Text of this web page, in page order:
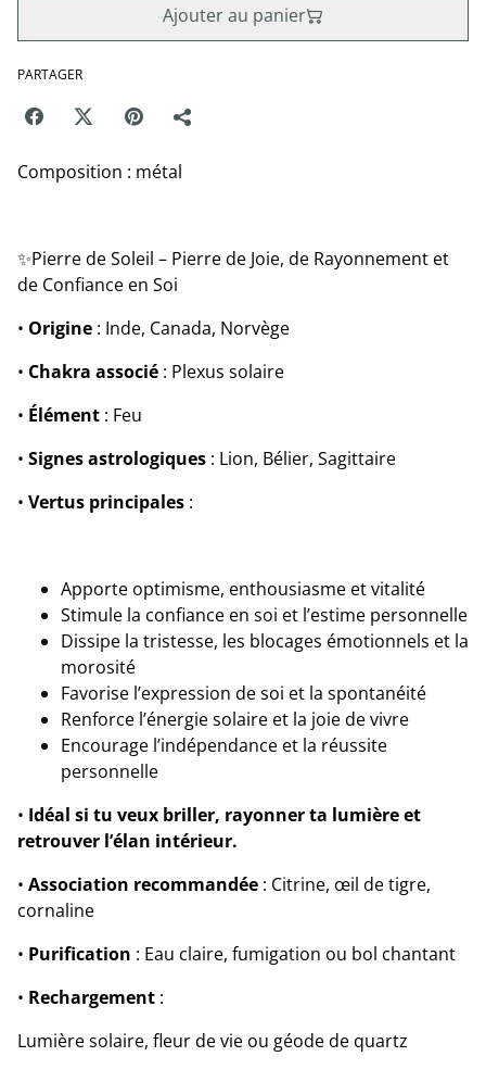
Ajouter au panier
PARTAGER
Composition : métal
✨Pierre de Soleil – Pierre de Joie, de Rayonnement et
de Confiance en Soi
• Origine : Inde, Canada, Norvège
• Chakra associé : Plexus solaire
• Élément : Feu
• Signes astrologiques : Lion, Bélier, Sagittaire
• Vertus principales :
Apporte optimisme, enthousiasme et vitalité
Stimule la confiance en soi et l’estime personnelle
Dissipe la tristesse, les blocages émotionnels et la
morosité
Favorise l’expression de soi et la spontanéité
Renforce l’énergie solaire et la joie de vivre
Encourage l’indépendance et la réussite
personnelle
• Idéal si tu veux briller, rayonner ta lumière et
retrouver l’élan intérieur.
• Association recommandée : Citrine, œil de tigre,
cornaline
• Purification : Eau claire, fumigation ou bol chantant
• Rechargement :
Lumière solaire, fleur de vie ou géode de quartz